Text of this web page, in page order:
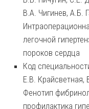
В.А. Чигинев, А.Б.
легочной
пороков сердца
Код
Е.В. Крайсветная,
Фенотип
профилактика